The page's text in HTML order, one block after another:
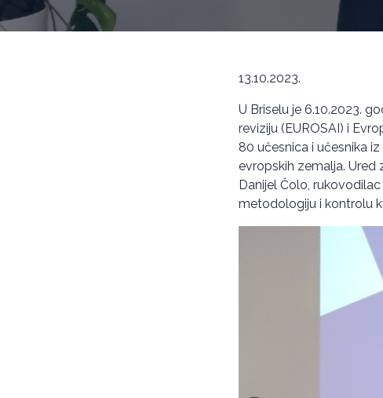
13.10.2023.
U Briselu je 6.10.2023.
reviziju (EUROSAI) i
80 učesnica i učesnika iz
evropskih zemalja. Ured
Danijel Čolo,
metodologiju i kontrolu